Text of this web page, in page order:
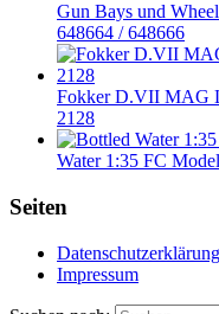
Gun Bays und
648664 / 648666
Fokker D.VII MAG
2128
Water 1:35 FC
Seiten
Datenschutzerklärung
Impressum